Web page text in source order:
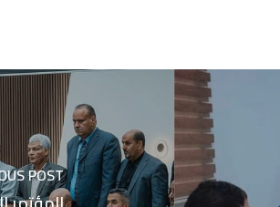
POST